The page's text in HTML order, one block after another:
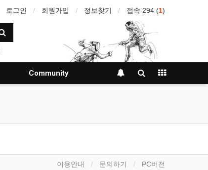
로그인 회원가입 정보찾기 접속 294 (1)
Community
이용안내 문의하기 PC버전